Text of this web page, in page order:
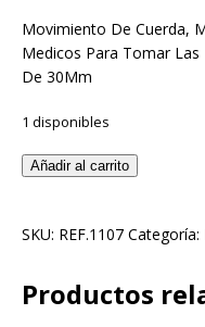
Movimiento De Cuerda,
Medicos Para Tomar Las
De 30Mm
1 disponibles
Añadir al carrito
SKU: REF.1107 Categoría:
Productos